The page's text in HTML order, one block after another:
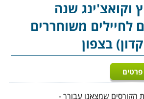
וקואצ'ינג שנה
לחיילים משוחררים
בצפון
פרטים
הקורסים שמצאנו עבורך -